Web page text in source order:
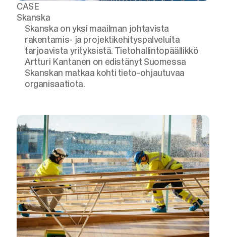
CASE
Skanska
Skanska on yksi maailman johtavista
rakentamis- ja projektikehityspalveluita
tarjoavista yrityksistä. Tietohallintopäällikkö
Artturi Kantanen on edistänyt Suomessa
Skanskan matkaa kohti tieto-ohjautuvaa
organisaatiota.